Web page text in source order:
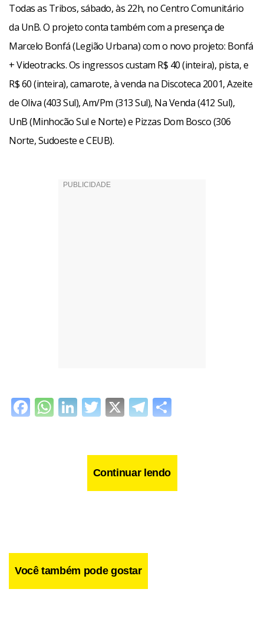
Todas as Tribos, sábado, às 22h, no Centro Comunitário
da UnB. O projeto conta também com a presença de
Marcelo Bonfá (Legião Urbana) com o novo projeto: Bonfá
+ Videotracks. Os ingressos custam R$ 40 (inteira), pista, e
R$ 60 (inteira), camarote, à venda na Discoteca 2001, Azeite
de Oliva (403 Sul), Am/Pm (313 Sul), Na Venda (412 Sul),
UnB (Minhocão Sul e Norte) e Pizzas Dom Bosco (306
Norte, Sudoeste e CEUB).
Facebook
WhatsApp
LinkedIn
Twitter
X Telegram
Continuar lendo
Você também pode gostar